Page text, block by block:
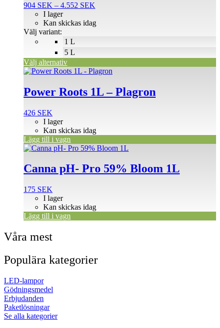
904 SEK – 4.552 SEK
till
1 L
5 L
I lager
Kan skickas idag
Välj variant:
Välj alternativ
varianter.
olika
alternativen
på
produktsidan
Power Roots 1L – Plagron
426 SEK
I lager
Kan skickas idag
Lägg till i vagn
Canna pH- Pro 59% Bloom 1L
175 SEK
I lager
Kan skickas idag
Lägg till i vagn
Våra mest
Populära kategorier
LED-lampor
Gödningsmedel
Erbjudanden
Paketlösningar
Se alla kategorier